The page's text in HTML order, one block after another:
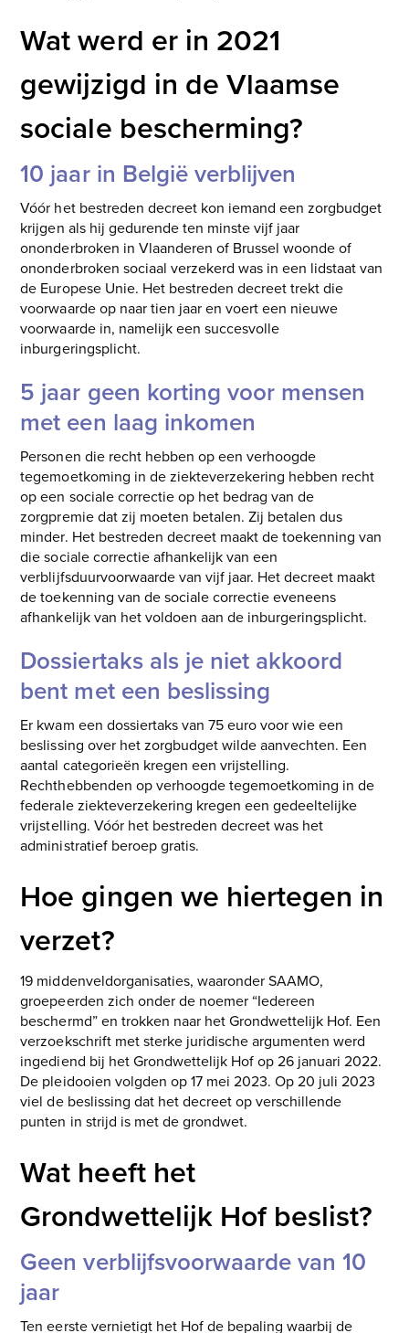
Wat werd er in 2021
gewijzigd in de Vlaamse
sociale bescherming?
10 jaar in België verblijven
Vóór het bestreden decreet kon iemand een zorgbudget
krijgen als hij gedurende ten minste vijf jaar
ononderbroken in Vlaanderen of Brussel woonde of
ononderbroken sociaal verzekerd was in een lidstaat van
de Europese Unie. Het bestreden decreet trekt die
voorwaarde op naar tien jaar en voert een nieuwe
voorwaarde in, namelijk een succesvolle
inburgeringsplicht.
5 jaar geen korting voor mensen
met een laag inkomen
Personen die recht hebben op een verhoogde
tegemoetkoming in de ziekteverzekering hebben recht
op een sociale correctie op het bedrag van de
zorgpremie dat zij moeten betalen. Zij betalen dus
minder. Het bestreden decreet maakt de toekenning van
die sociale correctie afhankelijk van een
verblijfsduurvoorwaarde van vijf jaar. Het decreet maakt
de toekenning van de sociale correctie eveneens
afhankelijk van het voldoen aan de inburgeringsplicht.
Dossiertaks als je niet akkoord
bent met een beslissing
Er kwam een dossiertaks van 75 euro voor wie een
beslissing over het zorgbudget wilde aanvechten. Een
aantal categorieën kregen een vrijstelling.
Rechthebbenden op verhoogde tegemoetkoming in de
federale ziekteverzekering kregen een gedeeltelijke
vrijstelling. Vóór het bestreden decreet was het
administratief beroep gratis.
Hoe gingen we hiertegen in
verzet?
19 middenveldorganisaties, waaronder SAAMO,
groepeerden zich onder de noemer “Iedereen
beschermd” en trokken naar het Grondwettelijk Hof. Een
verzoekschrift met sterke juridische argumenten werd
ingediend bij het Grondwettelijk Hof op 26 januari 2022.
De pleidooien volgden op 17 mei 2023. Op 20 juli 2023
viel de beslissing dat het decreet op verschillende
punten in strijd is met de grondwet.
Wat heeft het
Grondwettelijk Hof beslist?
Geen verblijfsvoorwaarde van 10
jaar
Ten eerste vernietigt het Hof de bepaling waarbij de